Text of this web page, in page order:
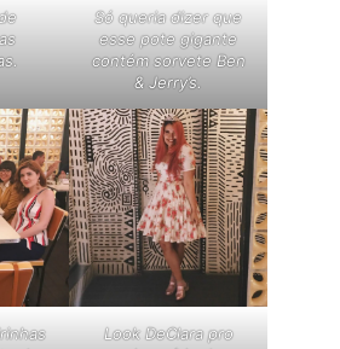
Só queria dizer que
esse pote gigante
contém sorvete Ben
& Jerry’s.
Look DeClara pro